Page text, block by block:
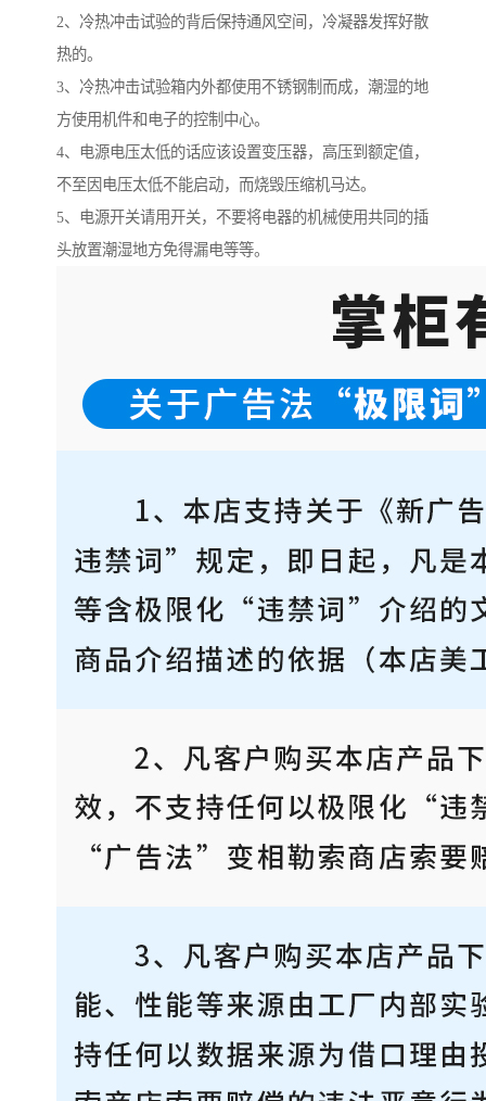
2、冷热冲击试验的背后保持通风空间，冷凝器发挥好散
热的。
3、冷热冲击试验箱内外都使用不锈钢制而成，潮湿的地
方使用机件和电子的控制中心。
4、电源电压太低的话应该设置变压器，高压到额定值，
不至因电压太低不能启动，而烧毁压缩机马达。
5、电源开关请用开关，不要将电器的机械使用共同的插
头放置潮湿地方免得漏电等等。